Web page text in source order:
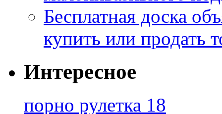
Бесплатная доска
купить или продать
Интересное
порно рулетка 18